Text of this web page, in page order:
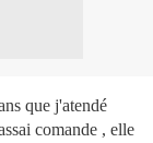
que j'atendé
comande , elle